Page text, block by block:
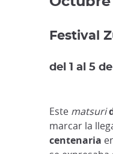
Festival
del 1 al 5
Este matsuri
marcar la
centenaria